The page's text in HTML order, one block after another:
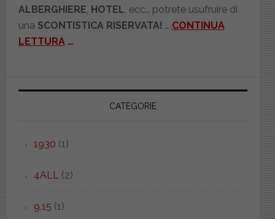
ALBERGHIERE HOTEL , ecc… potrete usufruire di
una SCONTISTICA RISERVATA! … CONTINUA
LETTURA …
CATEGORIE
1930 (1)
4ALL (2)
9.15 (1)